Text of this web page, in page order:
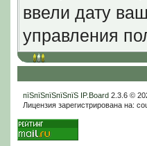
ввели дату
управления
пїЅпїЅпїЅпїЅпїЅ IP.Board2.3.6 ©
Лицензия зарегистрирована на: